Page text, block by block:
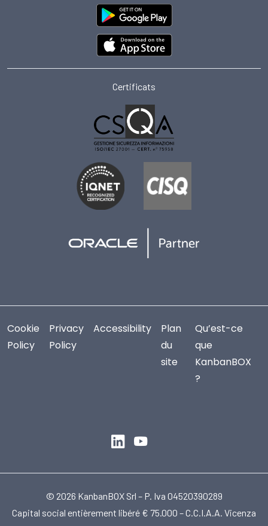
Certificats
Cookie
Policy
Privacy
Policy
Accessibility
Plan
du
site
Qu’est-ce
que
KanbanBOX
?
© 2026 KanbanBOX Srl – P. Iva 04520390289
Capital social entièrement libéré € 75.000 – C.C.I.A.A. Vicenza